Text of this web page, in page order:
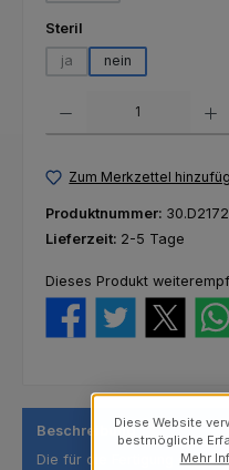
Steril
ja
(Diese Option ist zurzeit
nein
Zum Merkzettel
Produktnummer:
Lieferzeit: 2-5 Tage
Dieses Produkt
Beschreibung
Die für die Fertigung dieser
Diese Website
bestmögliche
Mehr